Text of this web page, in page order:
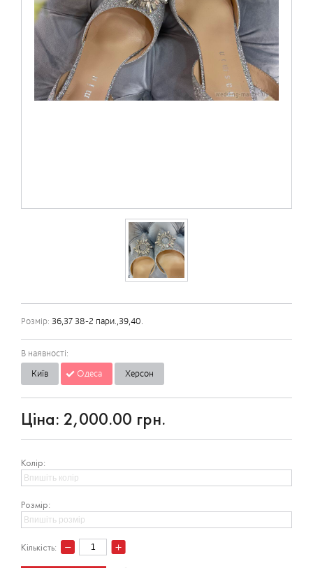
Розмір: 36,37 38-2 пари.,39,40.
В наявності:
Київ
Одеса Херсон
Ціна: 2,000.00 грн.
Колір:
Розмір:
Кількість: